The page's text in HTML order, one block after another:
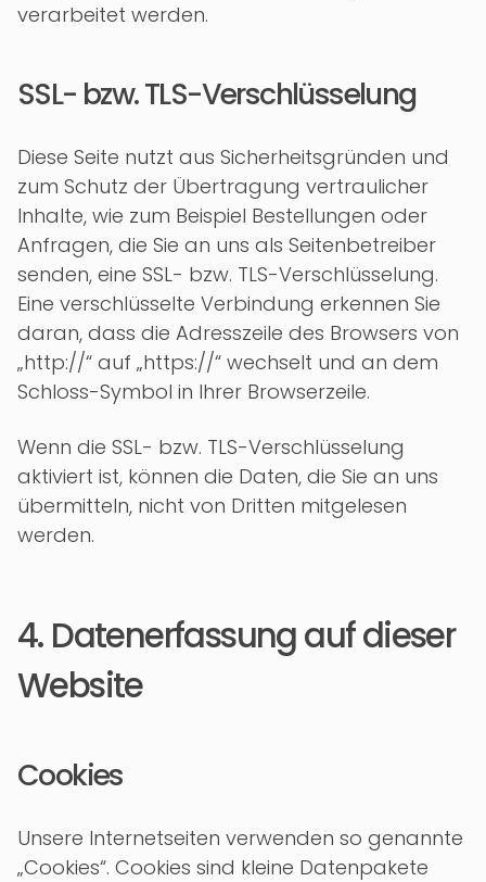
verarbeitet werden.
SSL- bzw. TLS-Verschlüsselung
Diese Seite nutzt aus Sicherheitsgründen und
zum Schutz der Übertragung vertraulicher
Inhalte, wie zum Beispiel Bestellungen oder
Anfragen, die Sie an uns als Seitenbetreiber
senden, eine SSL- bzw. TLS-Verschlüsselung.
Eine verschlüsselte Verbindung erkennen Sie
daran, dass die Adresszeile des Browsers von
„http://“ auf „https://“ wechselt und an dem
Schloss-Symbol in Ihrer Browserzeile.
Wenn die SSL- bzw. TLS-Verschlüsselung
aktiviert ist, können die Daten, die Sie an uns
übermitteln, nicht von Dritten mitgelesen
werden.
4. Datenerfassung auf dieser
Website
Cookies
Unsere Internetseiten verwenden so genannte
„Cookies“. Cookies sind kleine Datenpakete